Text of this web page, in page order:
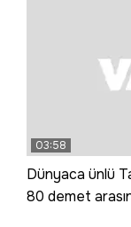
03:58
Dünyaca ünlü
80 demet